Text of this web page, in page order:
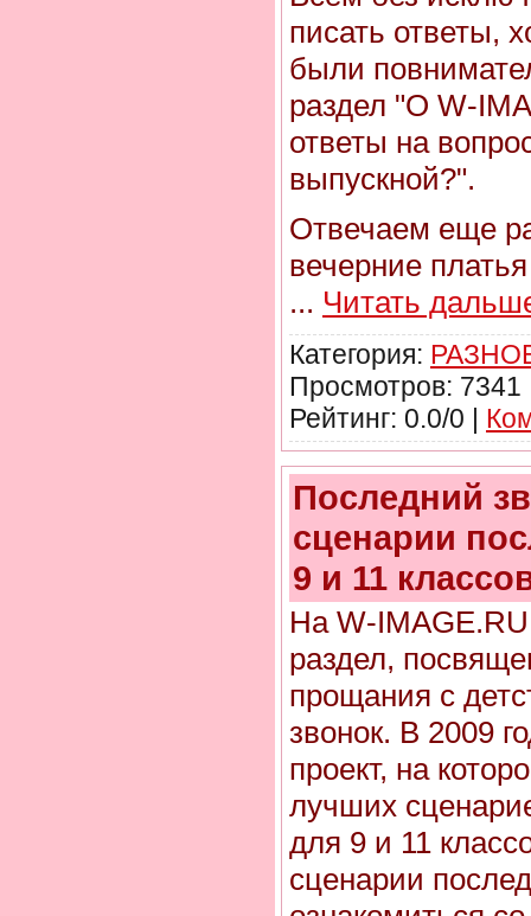
писать ответы,
были
раздел "О W-
ответы на
выпускной?".
Отвечаем еще
вечерние
... Читать
Категория:
Просмотров:
Рейтинг: 0.0/0 |
Последний
сценарии
9 и 11
На W-
раздел,
прощания с
звонок. В 2009
проект, на
лучших
для 9 и 11
сценарии